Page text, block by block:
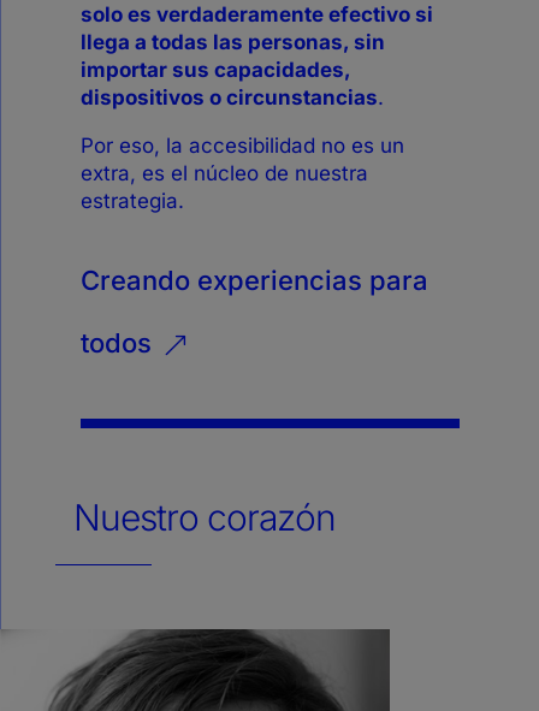
solo es verdaderamente efectivo si
llega a todas las personas, sin
importar sus capacidades,
dispositivos o circunstancias.
Por eso, la accesibilidad no es un
extra, es el núcleo de nuestra
estrategia.
Creando experiencias para
todos
&
Nuestro corazón